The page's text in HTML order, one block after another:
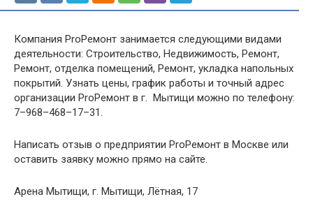
Компания ProРемонт занимается следующими видами
деятельности: Строительство, Недвижимость, Ремонт,
Ремонт, отделка помещений, Ремонт, укладка напольных
покрытий. Узнать цены, график работы и точный адрес
организации ProРемонт в г. Мытищи можно по телефону:
7–968–468–17–31.
Написать отзыв о предприятии ProРемонт в Москве или
оставить заявку можно прямо на сайте.
Арена Мытищи, г. Мытищи, Лётная, 17